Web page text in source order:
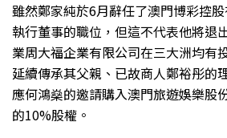
雖然鄭家純於6月辭任了澳門博彩控
執行董事的職位，但這不代表他將退
業周大福企業有限公司在三大洲均有
延續傳承其父親、已故商人鄭裕彤的
應何鴻燊的邀請購入澳門旅遊娛樂股
的10%股權。